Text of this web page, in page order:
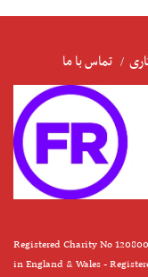
تماس با ما
Registered Charity No
in England & Wales -